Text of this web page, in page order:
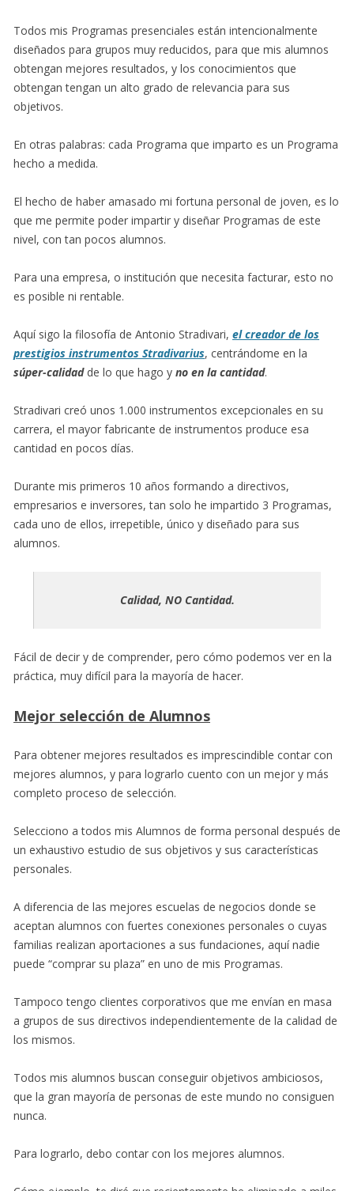
Todos mis Programas presenciales están intencionalmente
diseñados para grupos muy reducidos, para que mis alumnos
obtengan mejores resultados, y los conocimientos que
obtengan tengan un alto grado de relevancia para sus
objetivos.
En otras palabras: cada Programa que imparto es un Programa
hecho a medida.
El hecho de haber amasado mi fortuna personal de joven, es lo
que me permite poder impartir y diseñar Programas de este
nivel, con tan pocos alumnos.
Para una empresa, o institución que necesita facturar, esto no
es posible ni rentable.
Aquí sigo la filosofía de Antonio Stradivari, el creador de los
prestigios instrumentos Stradivarius, centrándome en la
súper-calidadde lo que hago y no en la cantidad.
Stradivari creó unos 1.000 instrumentos excepcionales en su
carrera, el mayor fabricante de instrumentos produce esa
cantidad en pocos días.
Durante mis primeros 10 años formando a directivos,
empresarios e inversores, tan solo he impartido 3 Programas,
cada uno de ellos, irrepetible, único y diseñado para sus
alumnos.
Calidad, NO Cantidad.
Fácil de decir y de comprender, pero cómo podemos ver en la
práctica, muy difícil para la mayoría de hacer.
Mejor selección de Alumnos
Para obtener mejores resultados es imprescindible contar con
mejores alumnos, y para lograrlo cuento con un mejor y más
completo proceso de selección.
Selecciono a todos mis Alumnos de forma personal después de
un exhaustivo estudio de sus objetivos y sus características
personales.
A diferencia de las mejores escuelas de negocios donde se
aceptan alumnos con fuertes conexiones personales o cuyas
familias realizan aportaciones a sus fundaciones, aquí nadie
puede “comprar su plaza” en uno de mis Programas.
Tampoco tengo clientes corporativos que me envían en masa
a grupos de sus directivos independientemente de la calidad de
los mismos.
Todos mis alumnos buscan conseguir objetivos ambiciosos,
que la gran mayoría de personas de este mundo no consiguen
nunca.
Para lograrlo, debo contar con los mejores alumnos.